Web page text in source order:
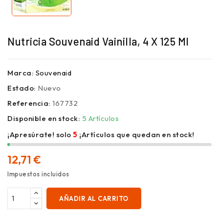
Nutricia Souvenaid Vainilla, 4 X 125 Ml
Marca: Souvenaid
Estado: Nuevo
Referencia: 167732
Disponible en stock: 5 Artículos
¡Apresúrate! solo 5 ¡Artículos que quedan en stock!
12,71 €
Impuestos incluidos
AÑADIR AL CARRITO